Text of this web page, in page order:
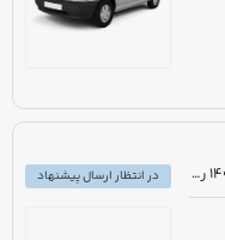
مزایده دولتی خودرو ام وی ام X55-PRO مدل 1401 رنگ مشکی متالیک
در انتظار ارسال پیشنهاد